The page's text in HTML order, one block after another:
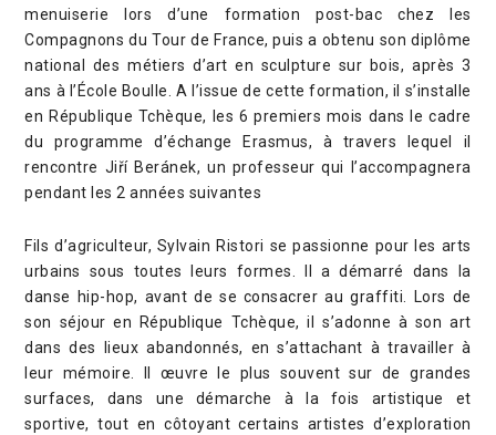
menuiserie lors d’une formation post-bac chez les
Compagnons du Tour de France, puis a obtenu son diplôme
national des métiers d’art en sculpture sur bois, après 3
ans à l’École Boulle. A l’issue de cette formation, il s’installe
en République Tchèque, les 6 premiers mois dans le cadre
du programme d’échange Erasmus, à travers lequel il
rencontre Jiří Beránek, un professeur qui l’accompagnera
pendant les 2 années suivantes
Fils d’agriculteur, Sylvain Ristori se passionne pour les arts
urbains sous toutes leurs formes. Il a démarré dans la
danse hip-hop, avant de se consacrer au graffiti. Lors de
son séjour en République Tchèque, il s’adonne à son art
dans des lieux abandonnés, en s’attachant à travailler à
leur mémoire. Il œuvre le plus souvent sur de grandes
surfaces, dans une démarche à la fois artistique et
sportive, tout en côtoyant certains artistes d’exploration